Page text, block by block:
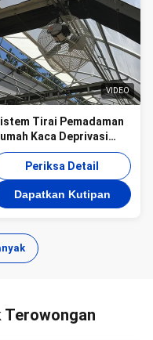
VIDEO
Tirai Pemadaman
Kaca Deprivasi
Cahaya Otomatis 8m -
Periksa Detail
Dapatkan Kutipan
Terowongan